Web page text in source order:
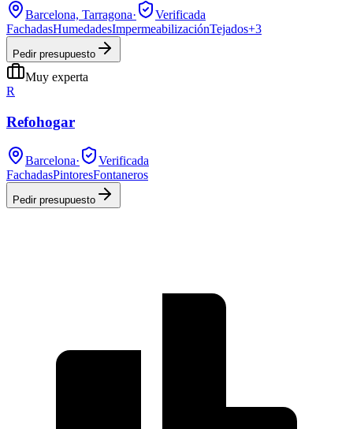
Barcelona, Tarragona·
Verificada
FachadasHumedadesImpermeabilizaciónTejados+3
Pedir presupuesto
Muy experta
R
Refohogar
Barcelona·
Verificada
FachadasPintoresFontaneros
Pedir presupuesto